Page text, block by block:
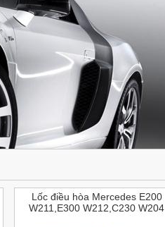
Lốc điều hòa Mercedes E200
W211,E300 W212,C230 W204